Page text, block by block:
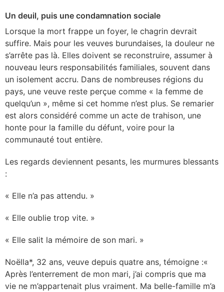
Un deuil, puis une condamnation sociale
Lorsque la mort frappe un foyer, le chagrin devrait
suffire. Mais pour les veuves burundaises, la douleur ne
s’arrête pas là. Elles doivent se reconstruire, assumer à
nouveau leurs responsabilités familiales, souvent dans
un isolement accru. Dans de nombreuses régions du
pays, une veuve reste perçue comme « la femme de
quelqu’un », même si cet homme n’est plus. Se remarier
est alors considéré comme un acte de trahison, une
honte pour la famille du défunt, voire pour la
communauté tout entière.
Les regards deviennent pesants, les murmures blessants
:
« Elle n’a pas attendu. »
« Elle oublie trop vite. »
« Elle salit la mémoire de son mari. »
Noëlla*, 32 ans, veuve depuis quatre ans, témoigne :«
Après l’enterrement de mon mari, j’ai compris que ma
vie ne m’appartenait plus vraiment. Ma belle-famille m’a